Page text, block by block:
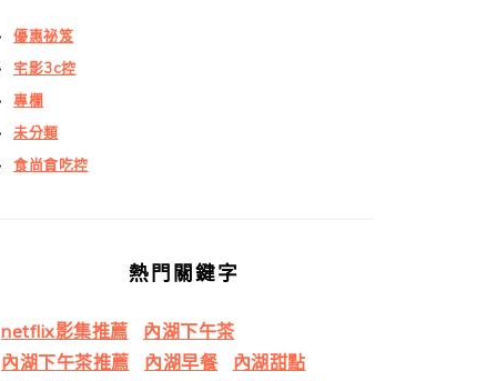
優惠祕笈
宅影3c控
專欄
未分類
食尚貪吃控
熱門關鍵字
netflix影集推薦
內湖下午茶
內湖下午茶推薦
內湖早餐
內湖甜點